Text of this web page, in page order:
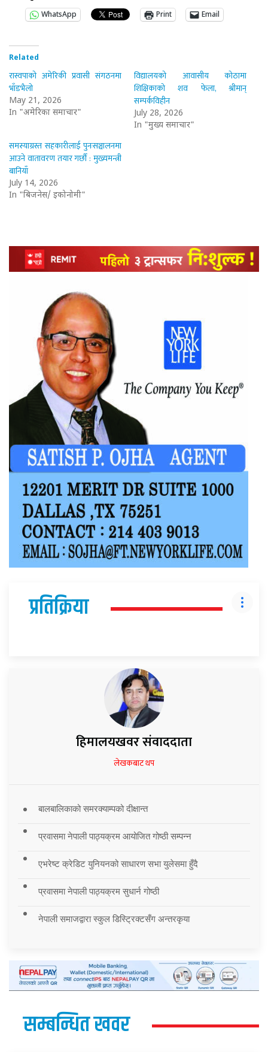
WhatsApp
Print Email
Related
रास्वपाको अमेरिकी प्रवासी संगठनमा
भाँडभैलो
May 21, 2026
In "अमेरिका समाचार"
विद्यालयको आवासीय कोठामा
शिक्षिकाको शव फेला, श्रीमान्
सम्पर्कविहीन
July 28, 2026
In "मुख्य समाचार"
समस्याग्रस्त सहकारीलाई पुनःसञ्चालनमा
आउने वातावरण तयार गर्छौं : मुख्यमन्त्री
बानियाँ
July 14, 2026
In "बिजनेस/ इकोनोमी"
प्रतिक्रिया
हिमालयखवर संवाददाता
लेखकबाट थप
बालबालिकाको समरक्याम्पको दीक्षान्त
प्रवासमा नेपाली पाठ्यक्रम आयोजित गोष्ठी सम्पन्न
एभरेष्ट क्रेडिट युनियनको साधारण सभा युलेसमा हुँदै
प्रवासमा नेपाली पाठ्यक्रम सुधार्न गोष्ठी
नेपाली समाजद्वारा स्कुल डिस्ट्रिक्टसँग अन्तरकृया
सम्बन्धित खवर